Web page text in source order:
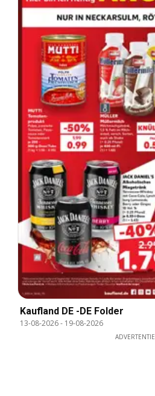
Kaufland DE -DE Folder
13-08-2026- 19-08-2026
ADVERTENTIE